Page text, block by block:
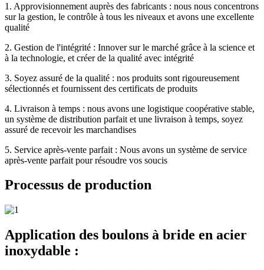
1. Approvisionnement auprès des fabricants : nous nous concentrons
sur la gestion, le contrôle à tous les niveaux et avons une excellente
qualité
2. Gestion de l'intégrité : Innover sur le marché grâce à la science et
à la technologie, et créer de la qualité avec intégrité
3. Soyez assuré de la qualité : nos produits sont rigoureusement
sélectionnés et fournissent des certificats de produits
4. Livraison à temps : nous avons une logistique coopérative stable,
un système de distribution parfait et une livraison à temps, soyez
assuré de recevoir les marchandises
5. Service après-vente parfait : Nous avons un système de service
après-vente parfait pour résoudre vos soucis
Processus de production
Application des boulons à bride en acier
inoxydable :